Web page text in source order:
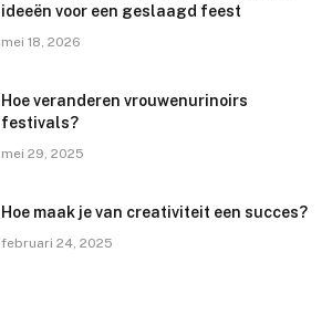
ideeën voor een geslaagd feest
mei 18, 2026
Hoe veranderen vrouwenurinoirs
festivals?
mei 29, 2025
Hoe maak je van creativiteit een succes?
februari 24, 2025